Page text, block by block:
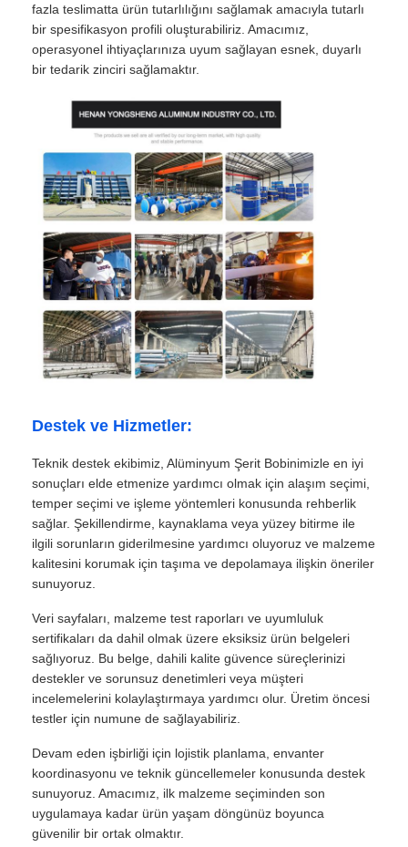
fazla teslimatta ürün tutarlılığını sağlamak amacıyla tutarlı
bir spesifikasyon profili oluşturabiliriz. Amacımız,
operasyonel ihtiyaçlarınıza uyum sağlayan esnek, duyarlı
bir tedarik zinciri sağlamaktır.
Destek ve Hizmetler:
Teknik destek ekibimiz, Alüminyum Şerit Bobinimizle en iyi
sonuçları elde etmenize yardımcı olmak için alaşım seçimi,
temper seçimi ve işleme yöntemleri konusunda rehberlik
sağlar. Şekillendirme, kaynaklama veya yüzey bitirme ile
ilgili sorunların giderilmesine yardımcı oluyoruz ve malzeme
kalitesini korumak için taşıma ve depolamaya ilişkin öneriler
sunuyoruz.
Veri sayfaları, malzeme test raporları ve uyumluluk
sertifikaları da dahil olmak üzere eksiksiz ürün belgeleri
sağlıyoruz. Bu belge, dahili kalite güvence süreçlerinizi
destekler ve sorunsuz denetimleri veya müşteri
incelemelerini kolaylaştırmaya yardımcı olur. Üretim öncesi
testler için numune de sağlayabiliriz.
Devam eden işbirliği için lojistik planlama, envanter
koordinasyonu ve teknik güncellemeler konusunda destek
sunuyoruz. Amacımız, ilk malzeme seçiminden son
uygulamaya kadar ürün yaşam döngünüz boyunca
güvenilir bir ortak olmaktır.